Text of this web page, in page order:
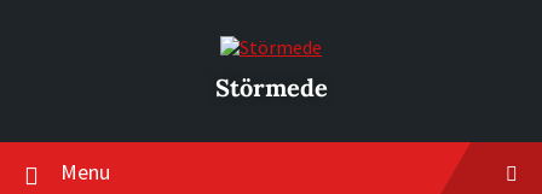
Störmede
Menu